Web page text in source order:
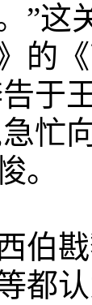
”这
》的
于
忙
。
戡
都